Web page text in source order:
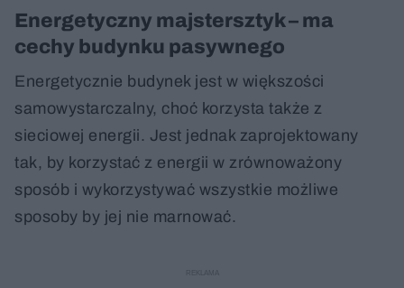
Energetyczny majstersztyk – ma
cechy budynku pasywnego
Energetycznie budynek jest w większości
samowystarczalny, choć korzysta także z
sieciowej energii. Jest jednak zaprojektowany
tak, by korzystać z energii w zrównoważony
sposób i wykorzystywać wszystkie możliwe
sposoby by jej nie marnować.